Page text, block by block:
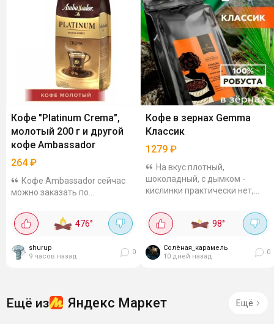
Кофе "Platinum Crema",
молотый 200 г и другой
кофе Ambassador
264₽
Кофе Ambassador сейчас
можно заказать по
молотый и в зёрнах. Так кофе
"Platinum Crema", молотый
арабики и робусты, средняя...
476°
shurup
9 часов назад
0
Кофе в зернах Gemma
Классик
1279 ₽
На вкус плотный,
шоколадный, с дымком -
кислинки практически нет,
Пенка густая, держится
нормально.
98°
Солёная_карамель
10 дней назад
0
Ещё из Яндекс Маркет Ещё